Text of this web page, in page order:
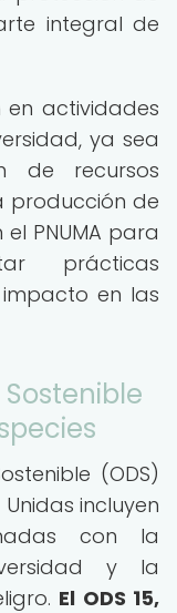
integral de
actividades
ya sea
de recursos
producción de
PNUMA para
prácticas
impacto en las
(ODS)
incluyen
con la
y la
El ODS 15,